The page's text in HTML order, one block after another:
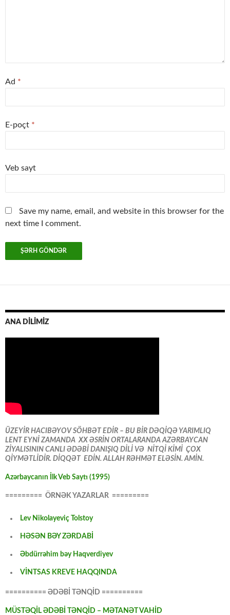
Ad *
E-poçt *
Veb sayt
Save my name, email, and website in this browser for the
next time I comment.
ANA DİLİMİZ
ÜZEYİR HACIBƏYOV SÖHBƏT EDİR – BU BİR DƏQİQƏ YARIMLIQ
LENT EYNİ ZAMANDA XX ƏSRİN ORTALARANDA AZƏRBAYCAN
ZİYALISININ CANLI ƏDƏBİ DANIŞIQ DİLİ VƏ NİTQİ KİMİ ÇOX
QİYMƏTLİDİR. DİQQƏT EDİN. ALLAH RƏHMƏT ELƏSİN. AMİN.
Azərbaycanın İlk Veb Saytı (1995)
========= ÖRNƏK YAZARLAR =========
Lev Nikolayeviç Tolstoy
HƏSƏN BƏY ZƏRDABİ
Əbdürrəhim bəy Haqverdiyev
VİNTSAS KREVE HAQQINDA
========== ƏDƏBİ TƏNQİD ==========
MÜSTƏQİL ƏDƏBİ TƏNQİD – MƏTANƏT VAHİD